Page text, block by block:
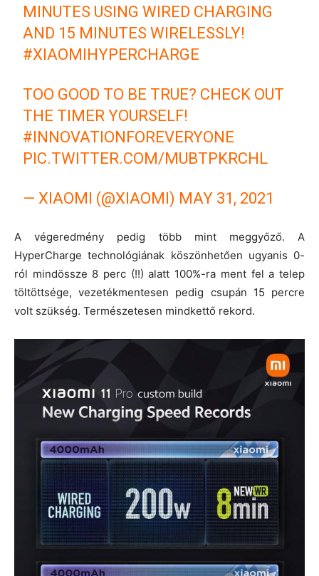
MINUTES USING WIRED CHARGING
AND 15 MINUTES WIRELESSLY!
#XIAOMIHYPERCHARGE
TOO GOOD TO BE TRUE? CHECK OUT
THE TIMER YOURSELF!
#INNOVATIONFOREVERYONE
PIC.TWITTER.COM/MUBTPKRCHL
— XIAOMI (@XIAOMI) MAY 31, 2021
A végeredmény pedig több mint meggyőző. A
HyperCharge technológiának köszönhetően ugyanis 0-
ról mindössze 8 perc (!!) alatt 100%-ra ment fel a telep
töltöttsége, vezetékmentesen pedig csupán 15 percre
volt szükség. Természetesen mindkettő rekord.